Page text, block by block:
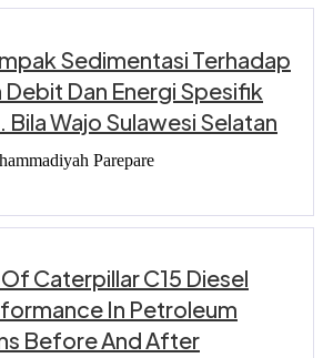
Sedimentasi Terhadap
Debit Dan Energi Spesifik
Bila Wajo Sulawesi Selatan
Parepare
Caterpillar C15 Diesel
In Petroleum
Before And After